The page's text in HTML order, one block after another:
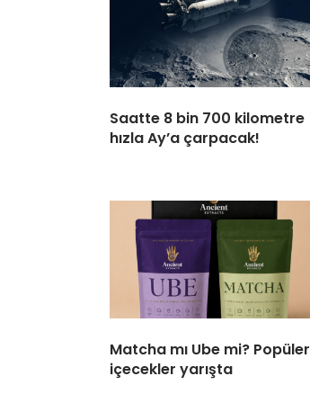
Saatte 8 bin 700 kilometre
hızla Ay’a çarpacak!
Matcha mı Ube mi? Popüler
içecekler yarışta